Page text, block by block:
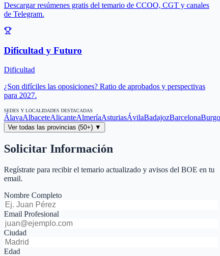
Descargar resúmenes gratis del temario de CCOO, CGT y canales
de Telegram.
Dificultad y Futuro
Dificultad
¿Son difíciles las oposiciones? Ratio de aprobados y perspectivas
para 2027.
SEDES Y LOCALIDADES DESTACADAS
ÁlavaAlbaceteAlicanteAlmeríaAsturiasÁvilaBadajozBarcelona
Ver todas las provincias (50+) ▼
Solicitar Información
Regístrate para recibir el temario actualizado y avisos del BOE en tu
email.
Nombre Completo
Email Profesional
Ciudad
Edad